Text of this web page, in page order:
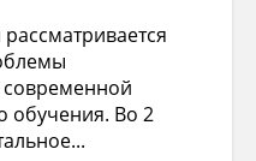
обучения. Во 2